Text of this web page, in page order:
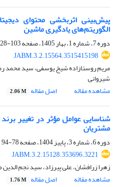
پیش‌بینی اثربخشی محتوای
الگوریتم‌های یادگیری ماشین
دوره 7، شماره 1، بهار 1405، صفحه
103-128
JABM.3.2.15564.3515415198
مریم روستازاده شیخ یوسفی، سید محمد
شیروانی
مشاهده مقاله
اصل مقاله 2.06 M
شناسایی عوامل مؤثر در تغییر
مشتریان
دوره 6، شماره 3، پاییز 1404، صفحه
78-94
JABM.3.2.15128.353696.3221
زهرا زرافشان، علی پیرزاد، سید نجم
مشاهده مقاله
اصل مقاله 1.76 M